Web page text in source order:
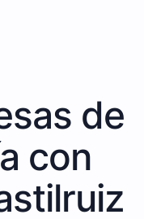
de
con